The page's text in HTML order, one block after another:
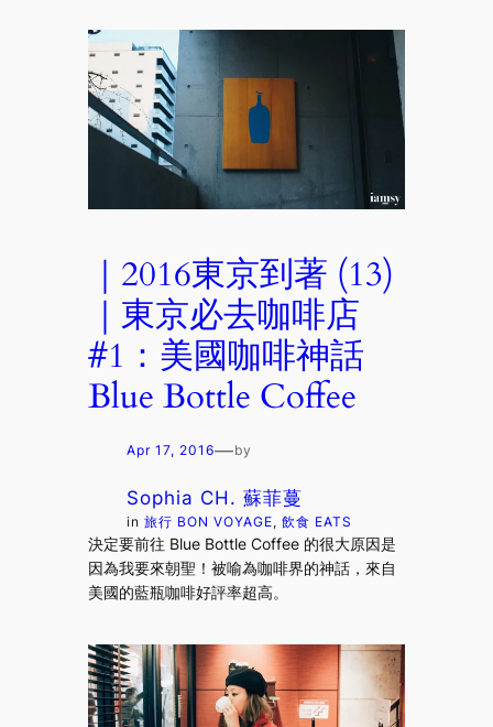
｜2016東京到著 (13)
｜東京必去咖啡店
#1：美國咖啡神話
Blue Bottle Coffee
Apr 17, 2016—by
Sophia CH. 蘇菲蔓
in旅行 BON VOYAGE, 飲食 EATS
決定要前往 Blue Bottle Coffee 的很大原因是
因為我要來朝聖！被喻為咖啡界的神話，來自
美國的藍瓶咖啡好評率超高。